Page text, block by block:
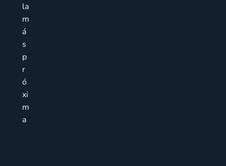
la
m
á
s
p
r
ó
xi
m
a